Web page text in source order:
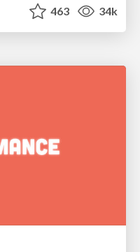
463 34k